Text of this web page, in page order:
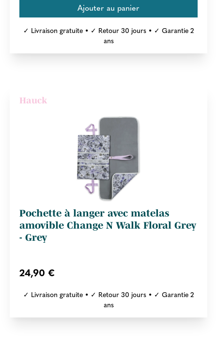
✓ Livraison gratuite • ✓ Retour 30 jours • ✓ Garantie 2
ans
Hauck
Pochette à langer avec matelas
amovible Change N Walk Floral Grey
- Grey
24,90 €
✓ Livraison gratuite • ✓ Retour 30 jours • ✓ Garantie 2
ans